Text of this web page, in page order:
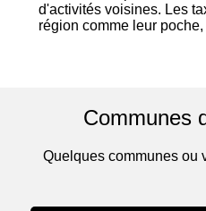
d'activités voisines. Les
région comme leur
Communes
Quelques communes ou